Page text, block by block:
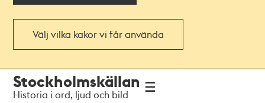
Välj vilka kakor vi får använda
navigationen
huvudinnehållet
Stockholmskällan
Historia i ord, ljud och bild